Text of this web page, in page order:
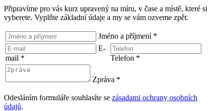
Připravíme pro vás kurz upravený na míru, v čase a místě, které si
vyberete. Vyplňte základní údaje a my se vám ozveme zpět.
Jméno a příjmení *
E-
mail * Telefon *
Zpráva *
Odesláním formuláře souhlasíte se zásadami ochrany osobních
údajů.